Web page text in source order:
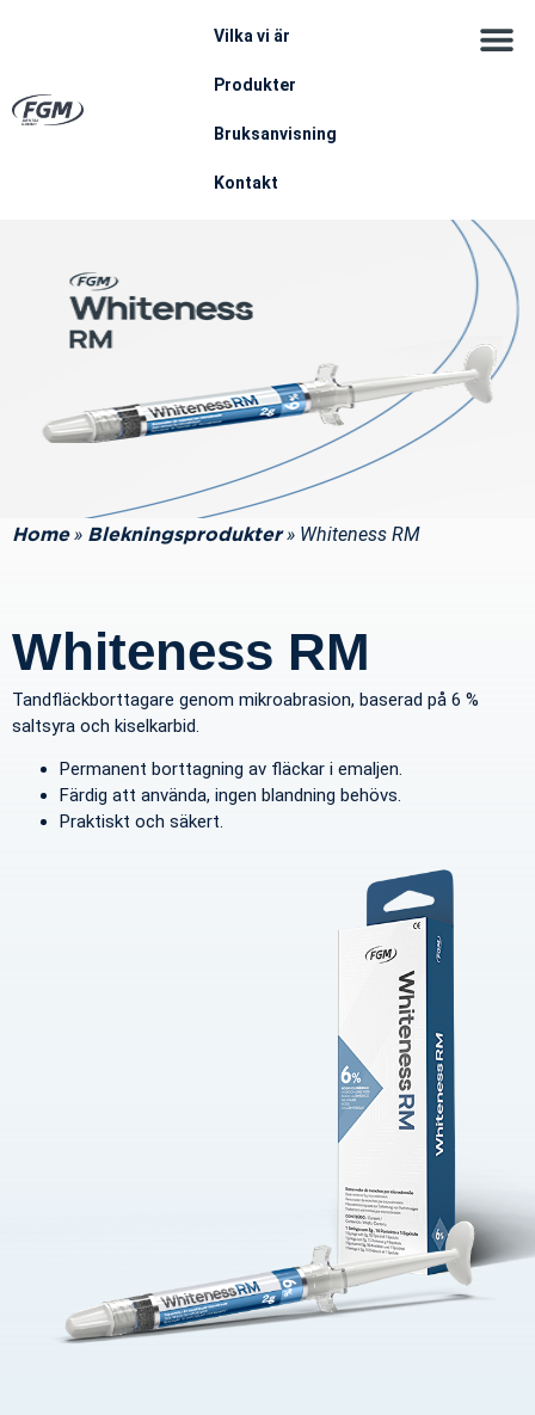
Vilka vi är
Produkter
Bruksanvisning
Kontakt
Home» Blekningsprodukter» Whiteness RM
Whiteness RM
Tandfläckborttagare genom mikroabrasion, baserad på 6 %
saltsyra och kiselkarbid.
Permanent borttagning av fläckar i emaljen.
Färdig att använda, ingen blandning behövs.
Praktiskt och säkert.